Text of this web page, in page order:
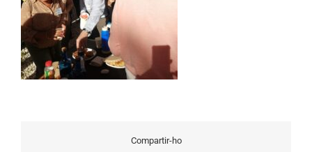
Compartir-ho